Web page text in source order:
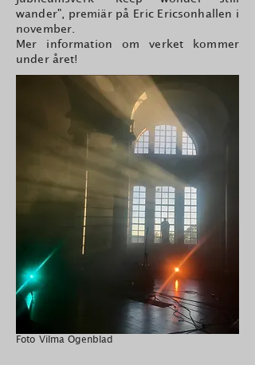
wander", premiär på Eric Ericsonhallen i
november.
Mer information om verket kommer
under året!
Foto Vilma Ogenblad